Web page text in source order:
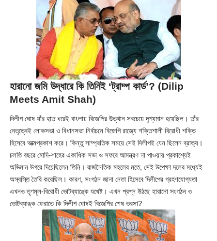
হারানো জমি উদ্ধারে কি তিনিই ‘ট্রাম্প কার্ড’? (Dilip
Meets Amit Shah)
দিলীপ ঘোষ যাঁর হাত ধরেই বাংলায় বিজেপির উত্থান সবচেয়ে দৃশ্যমান হয়েছিল। তাঁর
নেতৃত্বেই লোকসভা ও বিধানসভা নির্বাচনে বিজেপি রাজ্যে শক্তিশালী বিরোধী শক্তি
হিসেবে আত্মপ্রকাশ করে। কিন্তু সাম্প্রতিক সময়ে সেই দিলীপই যেন ছিলেন ব্রাত্য।
চলতি বছরে মোদি-শাহের একাধিক সভা ও সফরে আমন্ত্রণ না পাওয়ায় প্রকাশ্যেই
অভিমান উগরে দিয়েছিলেন তিনি। রাজনৈতিক মহলের মতে, সেই উপেক্ষা দলের মধ্যেই
অস্বস্তি তৈরি করেছিল। কারণ, সংগঠন জানা নেতা হিসেবে দিলীপের গ্রহণযোগ্যতা
এখনও তৃণমূল-বিরোধী ভোটব্যাঙ্কে যথেষ্ট। এখন প্রশ্ন উঠছে হারানো সংগঠন ও
ভোটব্যাঙ্ক ফেরাতে কি দিলীপ ঘোষই বিজেপির শেষ ভরসা?